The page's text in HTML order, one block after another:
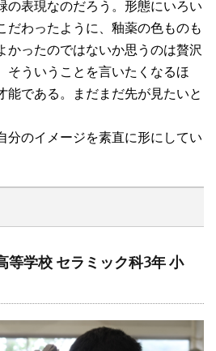
の表現なのだろう。形態にいろい
だわったように、釉薬の色ものも
かったのではないか思うのは贅沢
そういうことを言いたくなるほ
能である。まだまだ先が見たいと
分のイメージを素直に形にしてい
等学校 セラミック科3年 小